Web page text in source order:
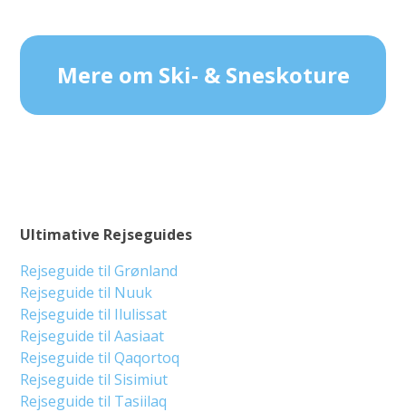
Mere om Ski- & Sneskoture
Ultimative Rejseguides
Rejseguide til Grønland
Rejseguide til Nuuk
Rejseguide til Ilulissat
Rejseguide til Aasiaat
Rejseguide til Qaqortoq
Rejseguide til Sisimiut
Rejseguide til Tasiilaq